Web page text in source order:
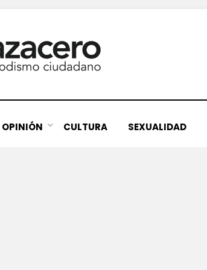
OPINIÓN CULTURA SEXUALIDAD